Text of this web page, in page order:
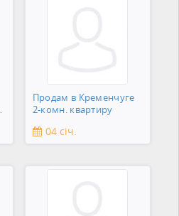
Продам в Кременчуге
2-комн. квартиру
04 січ.